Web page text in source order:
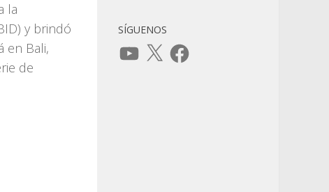
la
y brindó
en Bali,
de
SÍGUENOS
YouTube
X Facebook